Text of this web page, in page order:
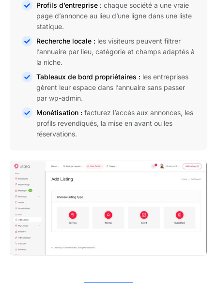
Profils d’entreprise : chaque société a une vraie
page d’annonce au lieu d’une ligne dans une liste
statique.
Recherche locale : les visiteurs peuvent filtrer
l’annuaire par lieu, catégorie et champs adaptés à
la niche.
Tableaux de bord propriétaires : les entreprises
gèrent leur espace dans l’annuaire sans passer
par wp-admin.
Monétisation : facturez l’accès aux annonces, les
profils revendiqués, la mise en avant ou les
réservations.